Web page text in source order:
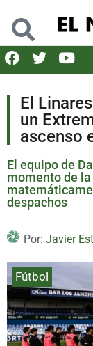
El
un
ascenso
El equipo de
momento de
despachos
Por: Javier
Fútbol